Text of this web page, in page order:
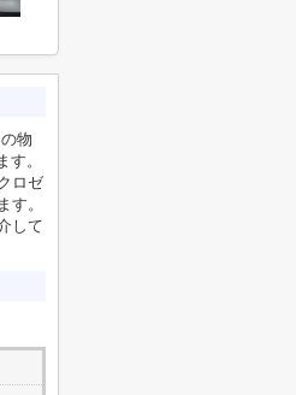
物
。
ロゼ
す。
して